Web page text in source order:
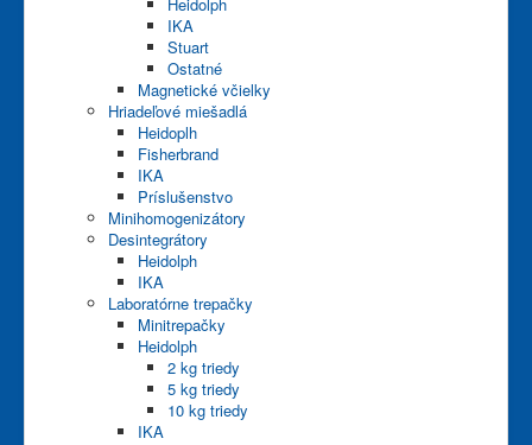
IKA
Stuart
Ostatné
Magnetické včielky
Hriadeľové miešadlá
Heidoplh
Fisherbrand
IKA
Príslušenstvo
Minihomogenizátory
Desintegrátory
Heidolph
IKA
Laboratórne trepačky
Minitrepačky
Heidolph
2 kg triedy
5 kg triedy
10 kg triedy
IKA